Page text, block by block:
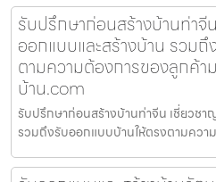
รับปรึกษาก่อนสร้างบ้านท่าจี
ออกแบบและสร้างบ้าน รวม
ตามความต้องการของลูกค้า
บ้าน.com
รับปรึกษาก่อนสร้างบ้านท่าจีน เชี่ยวช
รวมถึงรับออกแบบบ้านให้ตรงตามคว